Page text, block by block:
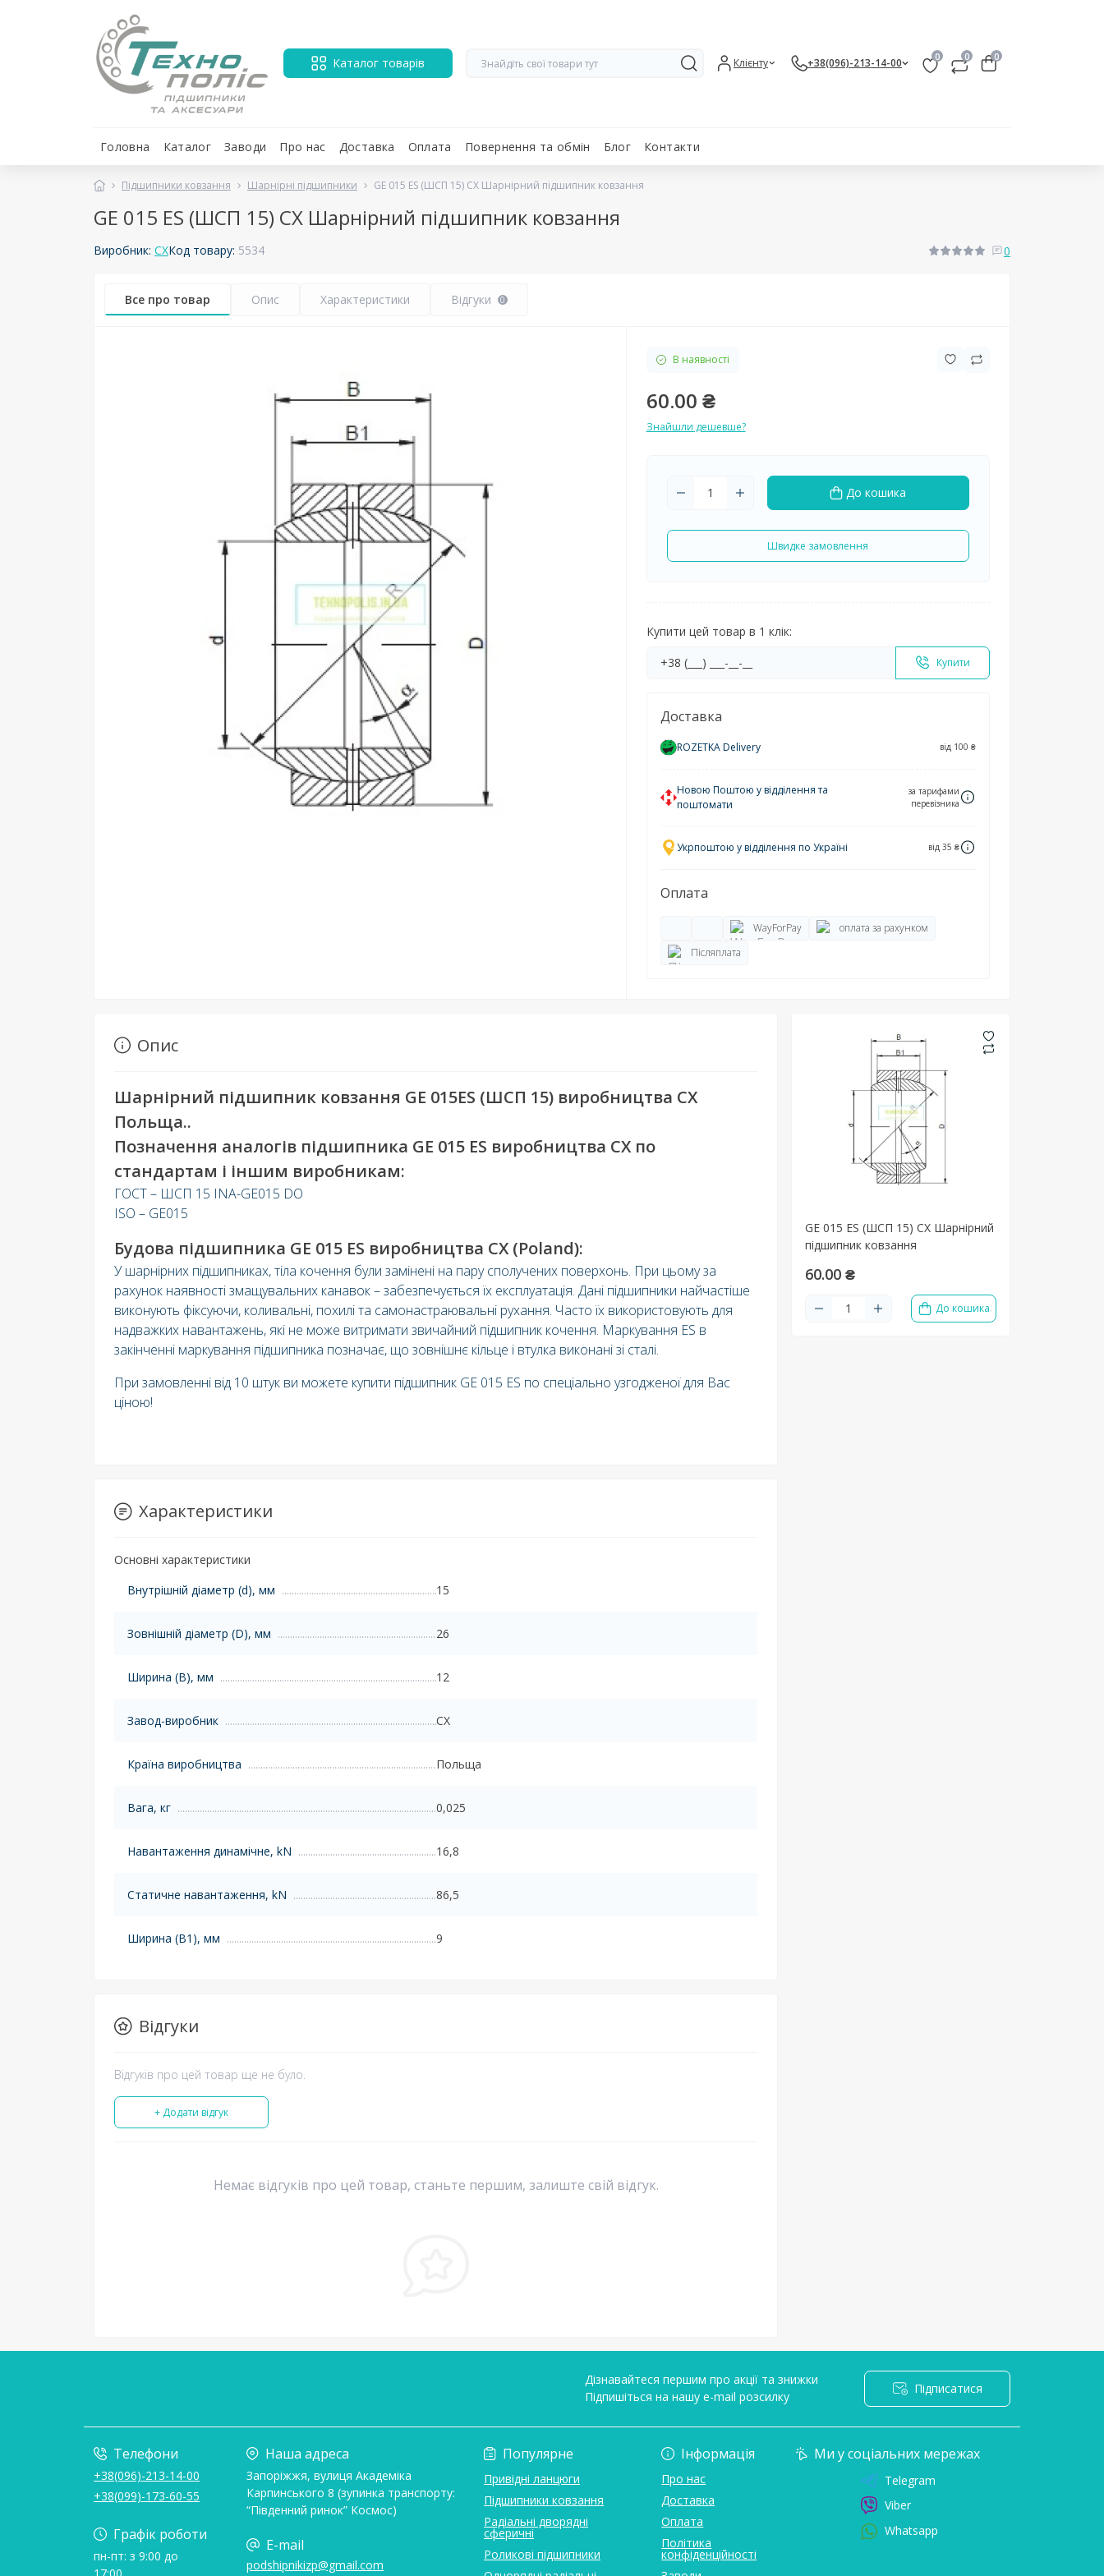
Каталог товарів Клієнту +38(096)-213-14-00 0 0 0
Головна Каталог Заводи Про нас Доставка Оплата Повернення та обмін Блог Контакти
Підшипники ковзання Шарнірні підшипники GE 015 ES (ШСП 15) CX Шарнірний підшипник ковзання
GE 015 ES (ШСП 15) CX Шарнірний підшипник ковзання
Виробник: CXКод товару: 5534 0
Все про товар Опис Характеристики Відгуки 0
В наявності
60.00 ₴
Знайшли дешевше?
До кошика
Швидке замовлення
Купити цей товар в 1 клік:
Купити
Доставка
ROZETKA Delivery від 100 ₴
Новою Поштою у відділення та
поштомати
за тарифами
перевізника
Укрпоштою у відділення по Україні від 35 ₴
Оплата
WayForPay
оплата за рахунком
Післяплата
GE 015 ES (ШСП 15) CX Шарнірний
підшипник ковзання
60.00 ₴
До кошика
Опис
Шарнірний підшипник ковзання GE 015ES (ШСП 15) виробництва CX
Польща..
Позначення аналогів підшипника GE 015 ES виробництва СХ по
стандартам і іншим виробникам:
ГОСТ – ШСП 15 INA-GE015 DO
ISO – GE015
Будова підшипника GE 015 ES виробництва CX (Poland):
У шарнірних підшипниках, тіла кочення були замінені на пару сполучених поверхонь. При цьому за
рахунок наявності змащувальних канавок – забезпечується їх експлуатація. Дані підшипники найчастіше
виконують фіксуючи, коливальні, похилі та самонастраювальні рухання. Часто їх використовують для
надважких навантажень, які не може витримати звичайний підшипник кочення. Маркування ES в
закінченні маркування підшипника позначає, що зовнішнє кільце і втулка виконані зі сталі.
При замовленні від 10 штук ви можете купити підшипник GE 015 ES по спеціально узгодженої для Вас
ціною!
Характеристики
Основні характеристики
Внутрішній діаметр (d), мм
15
Зовнішній діаметр (D), мм 26
Ширина (B), мм 12
Завод-виробник CX
Країна виробництва Польща
Вага, кг 0,025
Навантаження динамічне, kN 16,8
Статичне навантаження, kN 86,5
Ширина (B1), мм 9
Відгуки
Відгуків про цей товар ще не було.
+ Додати відгук
Немає відгуків про цей товар, станьте першим, залиште свій відгук.
Дізнавайтеся першим про акції та знижки
Підпишіться на нашу e-mail розсилку
Підписатися
Телефони
+38(096)-213-14-00
+38(099)-173-60-55
Графік роботи
пн-пт: з 9:00 до
17:00
Наша адреса
Запоріжжя, вулиця Академіка
Карпинського 8 (зупинка транспорту:
“Південний ринок” Космос)
E-mail
podshipnikizp@gmail.com
Популярне
Привідні ланцюги
Підшипники ковзання
Радіальні дворядні
сферичні
Роликові підшипники
Інформація
Про нас
Доставка
Оплата
Політика
конфіденційності
Ми у соціальних мережах
Telegram
Viber
Whatsapp